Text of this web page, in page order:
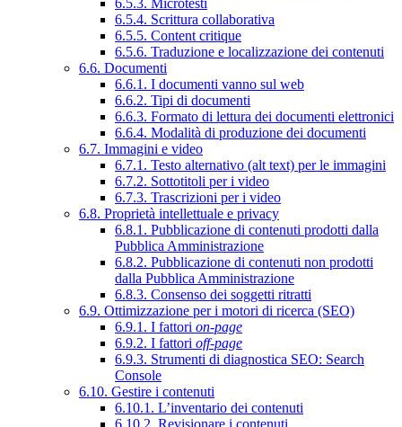
6.5.4. Scrittura collaborativa
6.5.5. Content critique
6.5.6. Traduzione e localizzazione dei contenuti
6.6. Documenti
6.6.1. I documenti vanno sul web
6.6.2. Tipi di documenti
6.6.3. Formato di lettura dei documenti elettronici
6.6.4. Modalità di produzione dei documenti
6.7. Immagini e video
6.7.1. Testo alternativo (alt text) per le immagini
6.7.2. Sottotitoli per i video
6.7.3. Trascrizioni per i video
6.8. Proprietà intellettuale e privacy
6.8.1. Pubblicazione di contenuti prodotti dalla
Pubblica Amministrazione
6.8.2. Pubblicazione di contenuti non prodotti
dalla Pubblica Amministrazione
6.8.3. Consenso dei soggetti ritratti
6.9. Ottimizzazione per i motori di ricerca (SEO)
6.9.1. I fattori on-page
6.9.2. I fattori off-page
6.9.3. Strumenti di diagnostica SEO: Search
Console
6.10. Gestire i contenuti
6.10.1. L’inventario dei contenuti
6.10.2. Revisionare i contenuti